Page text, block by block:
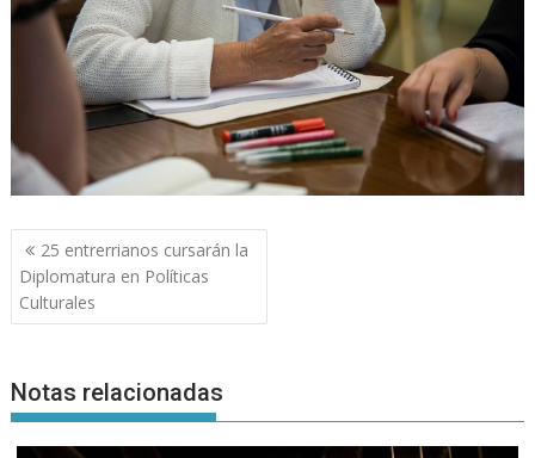
Navegación
de
entradas
25 entrerrianos cursarán la
Diplomatura en Políticas
Culturales
Notas relacionadas